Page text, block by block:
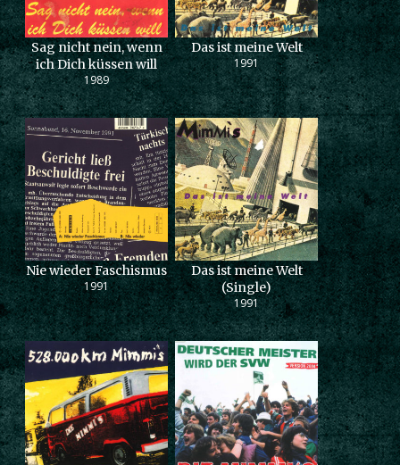
Sag nicht nein, wenn
ich Dich küssen will
1989
Das ist meine Welt
1991
Nie wieder Faschismus
1991
Das ist meine Welt
(Single)
1991